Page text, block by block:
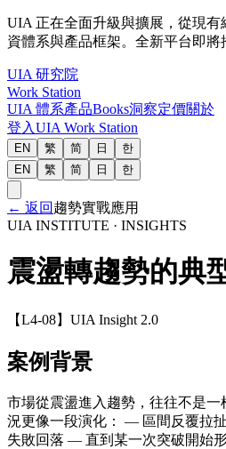
UIA 正在全面升級與擴展，從現
資體系與產品框架。全新平台即將
UIA 研究院
Work Station
UIA 體系產品Books洞察定價關於
登入UIA Work Station
EN 繁 简 日
한
EN
繁 简 日 한
← 返回 趨勢實戰應用
UIA INSTITUTE · INSIGHTS
震盪轉趨勢的典
【L4-08】UIA Insight 2.0
案例背景
市場從震盪進入趨勢，往往不是
況更像一段演化： — 區間反覆拉
失敗回落 — 直到某一次突破開始